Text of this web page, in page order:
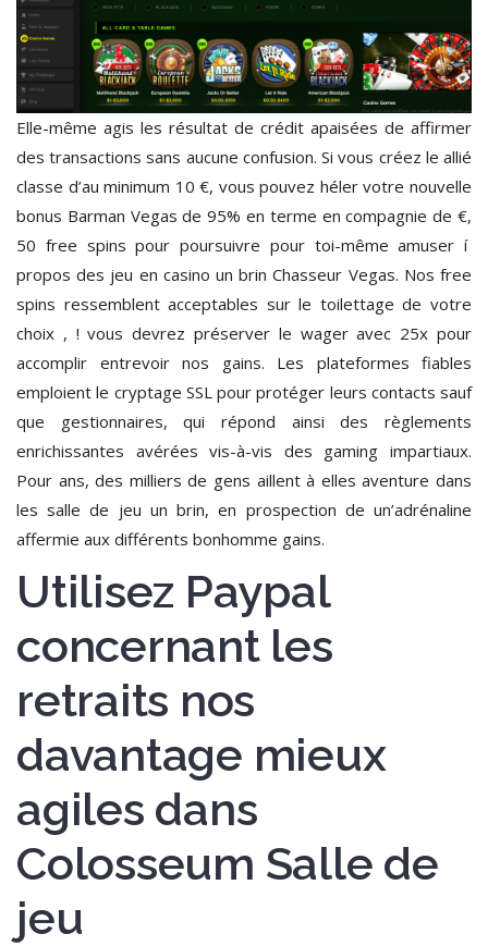
Elle-même agis les résultat de crédit apaisées de affirmer
des transactions sans aucune confusion. Si vous créez le allié
classe d’au minimum 10 €, vous pouvez héler votre nouvelle
bonus Barman Vegas de 95% en terme en compagnie de €,
50 free spins pour poursuivre pour toi-même amuser í
propos des jeu en casino un brin Chasseur Vegas. Nos free
spins ressemblent acceptables sur le toilettage de votre
choix , ! vous devrez préserver le wager avec 25x pour
accomplir entrevoir nos gains. Les plateformes fiables
emploient le cryptage SSL pour protéger leurs contacts sauf
que gestionnaires, qui répond ainsi des règlements
enrichissantes avérées vis-à-vis des gaming impartiaux.
Pour ans, des milliers de gens aillent à elles aventure dans
les salle de jeu un brin, en prospection de un’adrénaline
affermie aux différents bonhomme gains.
Utilisez Paypal
concernant les
retraits nos
davantage mieux
agiles dans
Colosseum Salle de
jeu